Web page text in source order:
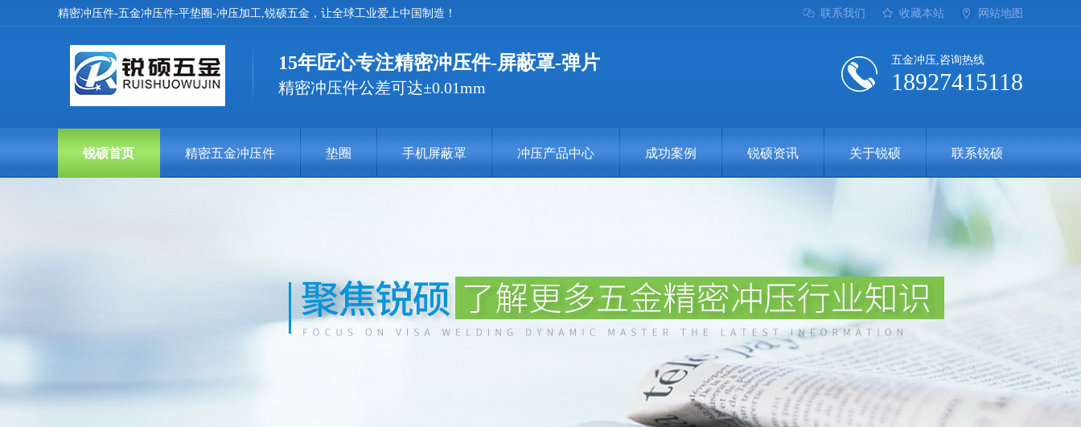
联系我们 收藏本站 网站地图
精密冲压件-五金冲压件-平垫圈-冲压加工,锐硕五金，让全球工业爱上中国制造！
五金冲压,咨询热线
18927415118
15年匠心专注精密冲压件-屏蔽罩-弹片
精密冲压件公差可达±0.01mm
锐硕首页 精密五金冲压件 垫圈 手机屏蔽罩 冲压产品中心 成功案例 锐硕资讯 关于锐硕 联系锐硕